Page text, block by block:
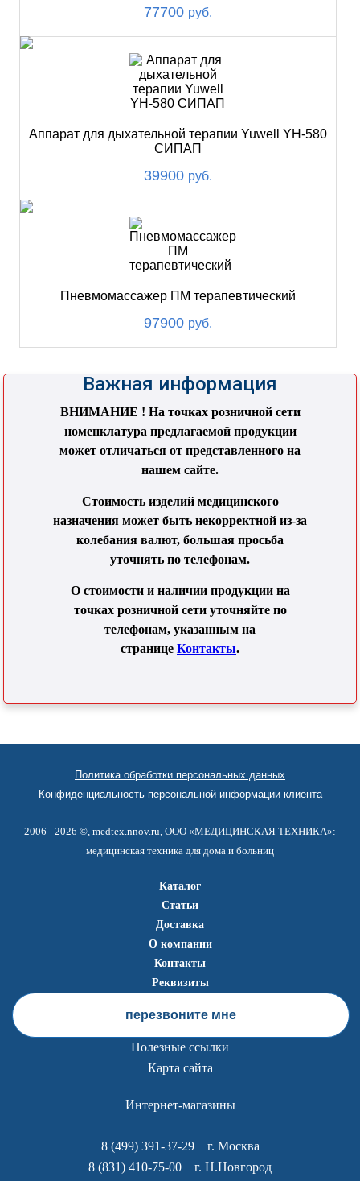
77700 руб.
Аппарат для дыхательной терапии Yuwell YH-580
СИПАП
39900 руб.
Пневмомассажер ПМ терапевтический
97900 руб.
Важная информация
ВНИМАНИЕ ! На точках розничной сети
номенклатура предлагаемой продукции
может отличаться от представленного на
нашем сайте.
Стоимость изделий медицинского
назначения может быть некорректной из-за
колебания валют, большая просьба
уточнять по телефонам.
О стоимости и наличии продукции на
точках розничной сети уточняйте по
телефонам, указанным на
странице Контакты.
Политика обработки персональных данных
Конфиденциальность персональной информации клиента
2006 - 2026 ©, medtex.nnov.ru , ООО «МЕДИЦИНСКАЯ ТЕХНИКА»:
медицинская техника для дома и больниц
Каталог
Статьи
Доставка
О компании
Контакты
Реквизиты
перезвоните мне
Полезные ссылки
Карта сайта
Интернет-магазины
8 (499) 391-37-29г. Москва
8 (831) 410-75-00 г. Н.Новгород